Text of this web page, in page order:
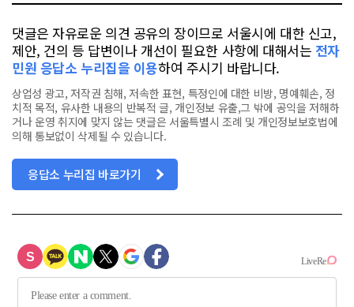
댓글은 자유로운 의견 공유의 장이므로 서울시에 대한 신고,
제안, 건의 등 답변이나 개선이 필요한 사항에 대해서는 전자
민원 응답소 누리집을 이용하여 주시기 바랍니다.
상업성 광고, 저작권 침해, 저속한 표현, 특정인에 대한 비방, 명예훼손, 정
치적 목적, 유사한 내용의 반복적 글, 개인정보 유출,그 밖에 공익을 저해하
거나 운영 취지에 맞지 않는 댓글은 서울특별시 조례 및 개인정보보호법에
의해 통보없이 삭제될 수 있습니다.
응답소 누리집 바로가기